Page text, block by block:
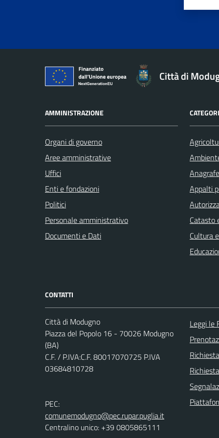
Città di
AMMINISTRAZIONE
Organi di governo
Aree amministrative
Uffici
Enti e fondazioni
Politici
Personale amministrativo
Documenti e Dati
Appalti
Catasto
Cultura
CONTATTI
Città di Modugno
Piazza del Popolo 16 - 70026 Modugno
(BA)
C.F. / P.IVA:C.F. 80017070725 P.IVA
03684810728
PEC:
comunemodugno@pec.rupar.puglia.it
Centralino unico: +39 0805865111
Leggi le